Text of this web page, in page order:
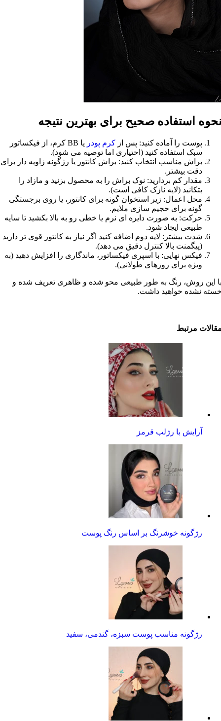
استفاده صحیح برای بهترین نتیجه
پوست را آماده کنید: پس از کرم پودر
یا BB کرم، از فیکساتور
سبک استفاده کنید (اختیاری اما توصیه می شود).
براش مناسب انتخاب کنید: براش کانتور یا رژگونه زاویه دار برای
دقت بیشتر.
مقدار کم بردارید: نوک براش را به محصول بزنید و مازاد را
بتکانید (لایه نازک کافی است).
محل اعمال: زیر استخوان گونه برای کانتور، یا روی برجستگی
گونه برای حجیم سازی ملایم.
حرکت: به صورت دایره ای نرم یا خطی رو به بالا بکشید تا سایه
طبیعی ایجاد شود.
شدت بیشتر: لایه دوم اضافه کنید اگر نیاز به کانتور قوی تر دارید
(پیگمنت بالا کنترل دقیق می دهد).
فیکس نهایی: با اسپری فیکساتور، ماندگاری را افزایش دهید (به
ویژه برای روزهای طولانی).
این روش، رنگ به طور طبیعی محو شده و ظاهری تعریف شده و
نشده خواهید داشت.
مرتبط
آرایش با رژلب قرمز
رژگونه خوشرنگ بر اساس رنگ پوست
رژگونه مناسب پوست سبزه، گندمی، سفید